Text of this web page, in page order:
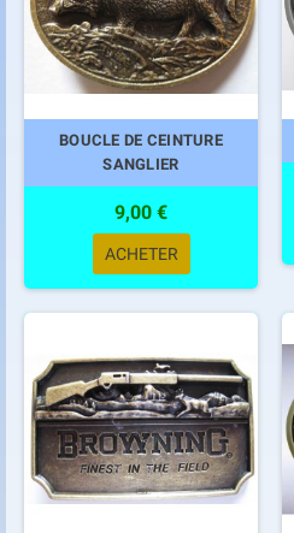
BOUCLE DE CEINTURE
SANGLIER
9,00 €
ACHETER